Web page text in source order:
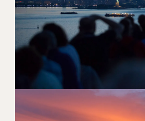
IKONISK SØREJSE OG TO
NÆTTER I PULSERENDE NEW